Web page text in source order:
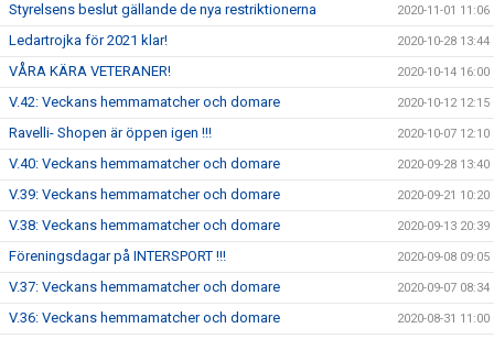
Styrelsens beslut gällande de nya restriktionerna 2020-11-01 11:06
Ledartrojka för 2021 klar! 2020-10-28 13:44
VÅRA KÄRA VETERANER! 2020-10-14 16:00
V.42: Veckans hemmamatcher och domare 2020-10-12 12:15
Ravelli- Shopen är öppen igen !!! 2020-10-07 12:10
V.40: Veckans hemmamatcher och domare 2020-09-28 13:40
V.39: Veckans hemmamatcher och domare 2020-09-21 10:20
V.38: Veckans hemmamatcher och domare 2020-09-13 20:39
Föreningsdagar på INTERSPORT !!! 2020-09-08 09:05
V.37: Veckans hemmamatcher och domare 2020-09-07 08:34
V.36: Veckans hemmamatcher och domare 2020-08-31 11:00